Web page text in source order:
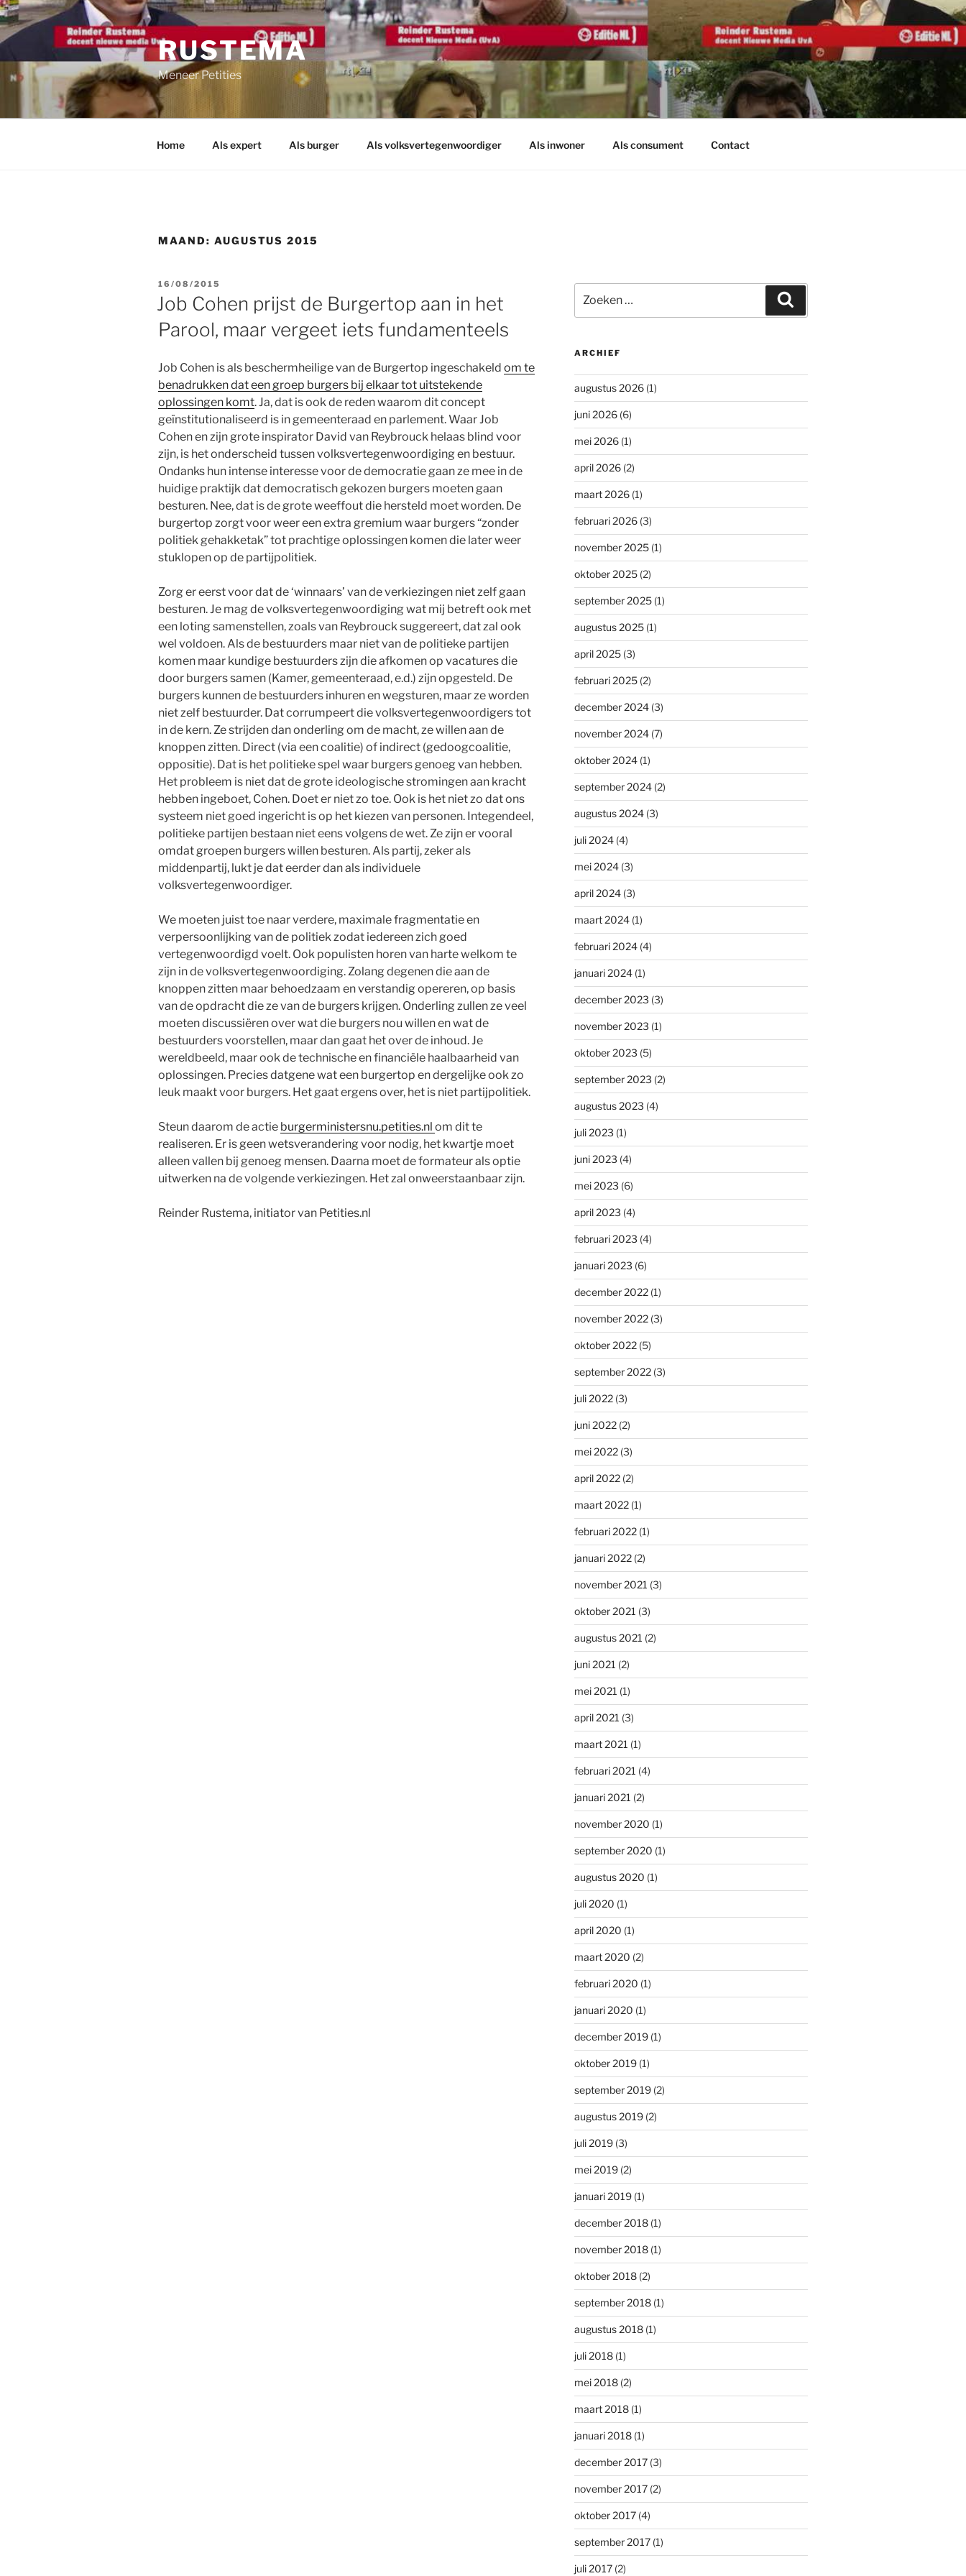
Ga
naar
de
inhoud
RUSTEMA
Meneer Petities
Home Als expert Als burger Als volksvertegenwoordiger Als inwoner Als consument Contact
MAAND: AUGUSTUS 2015
GEPLAATST
OP
16/08/2015
Job Cohen prijst de Burgertop aan in het
Parool, maar vergeet iets fundamenteels
Job Cohen is als beschermheilige van de Burgertop ingeschakeld om te
benadrukken dat een groep burgers bij elkaar tot uitstekende
oplossingen komt. Ja, dat is ook de reden waarom dit concept
geïnstitutionaliseerd is in gemeenteraad en parlement. Waar Job
Cohen en zijn grote inspirator David van Reybrouck helaas blind voor
zijn, is het onderscheid tussen volksvertegenwoordiging en bestuur.
Ondanks hun intense interesse voor de democratie gaan ze mee in de
huidige praktijk dat democratisch gekozen burgers moeten gaan
besturen. Nee, dat is de grote weeffout die hersteld moet worden. De
burgertop zorgt voor weer een extra gremium waar burgers “zonder
politiek gehakketak” tot prachtige oplossingen komen die later weer
stuklopen op de partijpolitiek.
Zorg er eerst voor dat de ‘winnaars’ van de verkiezingen niet zelf gaan
besturen. Je mag de volksvertegenwoordiging wat mij betreft ook met
een loting samenstellen, zoals van Reybrouck suggereert, dat zal ook
wel voldoen. Als de bestuurders maar niet van de politieke partijen
komen maar kundige bestuurders zijn die afkomen op vacatures die
door burgers samen (Kamer, gemeenteraad, e.d.) zijn opgesteld. De
burgers kunnen de bestuurders inhuren en wegsturen, maar ze worden
niet zelf bestuurder. Dat corrumpeert die volksvertegenwoordigers tot
in de kern. Ze strijden dan onderling om de macht, ze willen aan de
knoppen zitten. Direct (via een coalitie) of indirect (gedoogcoalitie,
oppositie). Dat is het politieke spel waar burgers genoeg van hebben.
Het probleem is niet dat de grote ideologische stromingen aan kracht
hebben ingeboet, Cohen. Doet er niet zo toe. Ook is het niet zo dat ons
systeem niet goed ingericht is op het kiezen van personen. Integendeel,
politieke partijen bestaan niet eens volgens de wet. Ze zijn er vooral
omdat groepen burgers willen besturen. Als partij, zeker als
middenpartij, lukt je dat eerder dan als individuele
volksvertegenwoordiger.
We moeten juist toe naar verdere, maximale fragmentatie en
verpersoonlijking van de politiek zodat iedereen zich goed
vertegenwoordigd voelt. Ook populisten horen van harte welkom te
zijn in de volksvertegenwoordiging. Zolang degenen die aan de
knoppen zitten maar behoedzaam en verstandig opereren, op basis
van de opdracht die ze van de burgers krijgen. Onderling zullen ze veel
moeten discussiëren over wat die burgers nou willen en wat de
bestuurders voorstellen, maar dan gaat het over de inhoud. Je
wereldbeeld, maar ook de technische en financiële haalbaarheid van
oplossingen. Precies datgene wat een burgertop en dergelijke ook zo
leuk maakt voor burgers. Het gaat ergens over, het is niet partijpolitiek.
Steun daarom de actie burgerministersnu.petities.nl om dit te
realiseren. Er is geen wetsverandering voor nodig, het kwartje moet
alleen vallen bij genoeg mensen. Daarna moet de formateur als optie
uitwerken na de volgende verkiezingen. Het zal onweerstaanbaar zijn.
Reinder Rustema, initiator van Petities.nl
naar:
ARCHIEF
augustus 2026(1)
juni 2026(6)
mei 2026(1)
april 2026(2)
maart 2026(1)
februari 2026(3)
november 2025(1)
oktober 2025(2)
september 2025(1)
augustus 2025(1)
april 2025(3)
februari 2025(2)
december 2024(3)
november 2024(7)
oktober 2024(1)
september 2024(2)
augustus 2024(3)
juli 2024(4)
mei 2024(3)
april 2024(3)
maart 2024(1)
februari 2024(4)
januari 2024(1)
december 2023 (3)
november 2023 (1)
oktober 2023 (5)
september 2023 (2)
augustus 2023 (4)
juli 2023 (1)
juni 2023 (4)
mei 2023 (6)
april 2023 (4)
februari 2023 (4)
januari 2023 (6)
december 2022(1)
november 2022(3)
oktober 2022(5)
september 2022(3)
juli 2022(3)
juni 2022(2)
mei 2022(3)
april 2022(2)
maart 2022(1)
februari 2022(1)
januari 2022(2)
november 2021 (3)
oktober 2021 (3)
augustus 2021 (2)
juni 2021 (2)
mei 2021 (1)
april 2021 (3)
maart 2021 (1)
februari 2021 (4)
januari 2021 (2)
november 2020 (1)
september 2020 (1)
augustus 2020 (1)
juli 2020 (1)
april 2020 (1)
maart 2020 (2)
februari 2020 (1)
januari 2020 (1)
december 2019(1)
oktober 2019(1)
september 2019(2)
augustus 2019(2)
juli 2019(3)
mei 2019(2)
januari 2019(1)
december 2018(1)
november 2018(1)
oktober 2018(2)
september 2018(1)
augustus 2018(1)
juli 2018(1)
mei 2018(2)
maart 2018(1)
januari 2018(1)
december 2017(3)
november 2017(2)
oktober 2017(4)
september 2017(1)
juli 2017(2)